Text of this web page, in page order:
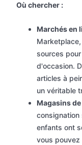
Où chercher :
Marchés en
sources
d'occasion.
articles à
un véritable
Magasins
consignation
enfants ont
vous